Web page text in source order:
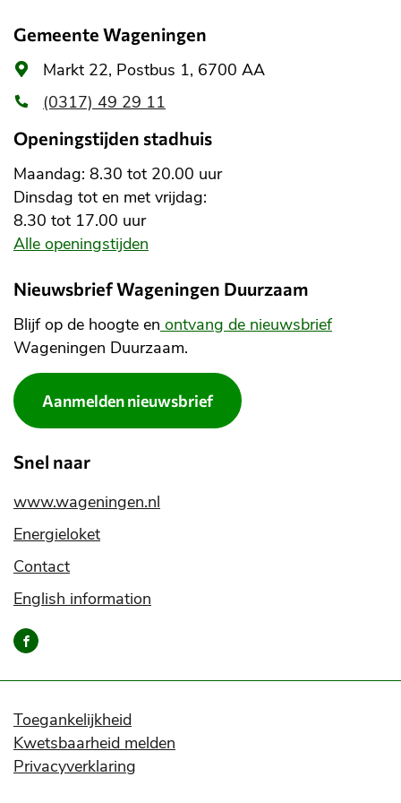
Gemeente Wageningen
Algemeen
adres
Markt 22, Postbus 1, 6700 AA
(0317) 49 29 11
Openingstijden stadhuis
Maandag: 8.30 tot 20.00 uur
Dinsdag tot en met vrijdag:
8.30 tot 17.00 uur
Alle openingstijden
Nieuwsbrief Wageningen Duurzaam
Blijf op de hoogte en ontvang de nieuwsbrief
Wageningen Duurzaam.
Aanmelden nieuwsbrief
Snel naar
www.wageningen.nl
Energieloket
Contact
English information
Bereik
ons
social
media
kanalen
Toegankelijkheid
Kwetsbaarheid melden
Privacyverklaring